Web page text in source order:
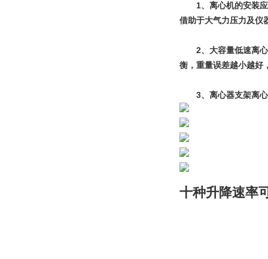
1、离心机的安装应
借助于大气力压力及仪
2、大容量低速离心
衡，重量误差越小越好
3、离心器支架离心
十种升降速率